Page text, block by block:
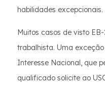
habilidades excepcionais.
Muitos casos de visto
trabalhista. Uma
Interesse Nacional, que
qualificado solicite ao